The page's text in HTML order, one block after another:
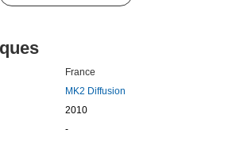
France
MK2 Diffusion
2010
-